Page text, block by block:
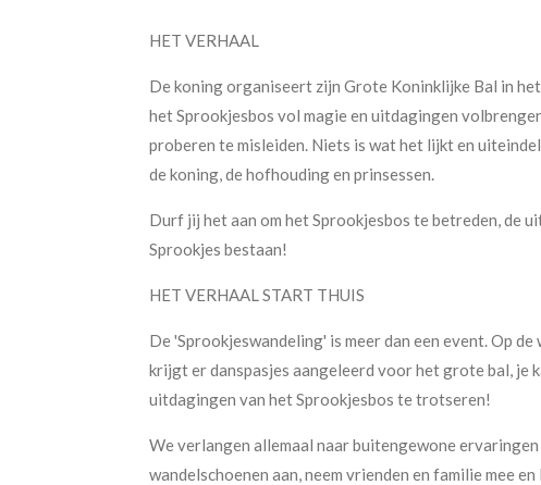
HET VERHAAL
De koning organiseert zijn Grote Koninklijke Bal in
het Sprookjesbos vol magie en uitdagingen
proberen te misleiden. Niets is wat het lijkt en
de koning, de hofhouding en prinsessen.
Durf jij het aan om het Sprookjesbos te betreden, de
Sprookjes bestaan!
HET VERHAAL START THUIS
De 'Sprookjeswandeling' is meer dan een event. Op de
krijgt er danspasjes aangeleerd voor het grote bal, je
uitdagingen van het Sprookjesbos te trotseren!
We verlangen allemaal naar buitengewone
wandelschoenen aan, neem vrienden en familie mee